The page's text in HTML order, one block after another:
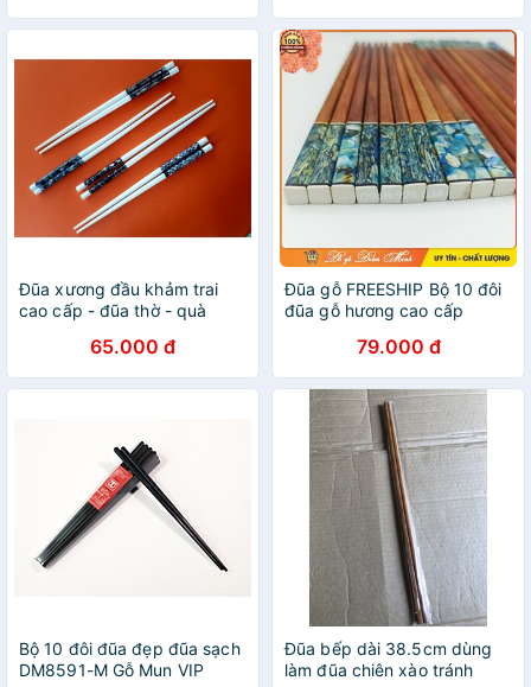
Đũa xương đầu khảm trai
cao cấp - đũa thờ - quà
65.000 đ
Đũa gỗ FREESHIP Bộ 10 đôi
đũa gỗ hương cao cấp
79.000 đ
Bộ 10 đôi đũa đẹp đũa sạch
DM8591-M Gỗ Mun VIP
Đũa bếp dài 38.5cm dùng
làm đũa chiên xào tránh